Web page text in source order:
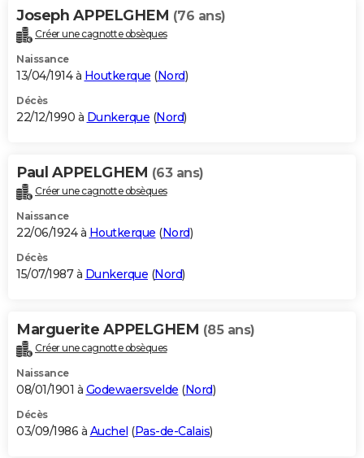
Joseph APPELGHEM (76 ans)
Créer une cagnotte obsèques
Naissance
13/04/1914 à Houtkerque (Nord)
Décès
22/12/1990 à Dunkerque (Nord)
Paul APPELGHEM (63 ans)
Créer une cagnotte obsèques
Naissance
22/06/1924 à Houtkerque (Nord)
Décès
15/07/1987 à Dunkerque (Nord)
Marguerite APPELGHEM (85 ans)
Créer une cagnotte obsèques
Naissance
08/01/1901 à Godewaersvelde (Nord)
Décès
03/09/1986 à Auchel (Pas-de-Calais)